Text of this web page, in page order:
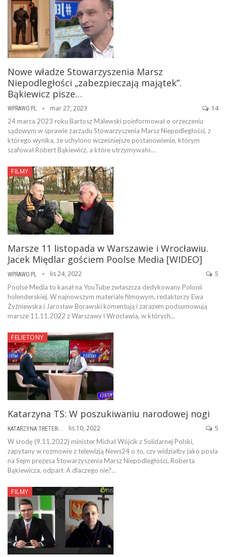
Nowe władze Stowarzyszenia Marsz
Niepodległości „zabezpieczają majątek”.
Bąkiewicz pisze…
WPRAWO.PL mar 27, 2023 14
24 marca 2023 roku Bartosz Malewski poinformował o orzeczeniu
sądowym w sprawie zarządu Stowarzyszenia Marsz Niepodległości, z
którego wynika, że uchylono wcześniejsze postanowienie, którym
szafował Robert Bąkiewicz, a które utrzymywało…
FILMY
Marsze 11 listopada w Warszawie i Wrocławiu.
Jacek Międlar gościem Poolse Media [WIDEO]
WPRAWO.PL lis 24, 2022 5
Poolse Media to kanał na YouTube zwłaszcza dedykowany Polonii
holenderskiej. W najnowszym materiale filmowym, redaktorzy Ewa
Żyźniewska i Jarosław Borawski komentują i zarazem podsumowują
marsze 11.11.2022 z Warszawy i Wrocławia, w których…
FELIETONY
Katarzyna TS: W poszukiwaniu narodowej nogi
lis 10, 2022 5
W środę (9.11.2022) minister Michał Wójcik z Solidarnej Polski,
zapytany w rozmowie z telewizją News24 o to, czy widziałby jako posła
na Sejm prezesa Stowarzyszenia Marsz Niepodległości, Roberta
Bąkiewicza, odparł: A dlaczego nie?…
FILMY